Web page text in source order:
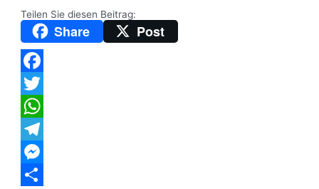
Landtag:
Meine
aktuellen
Redebeiträge
(2)
Teilen Sie diesen Beitrag:
Share Post
Facebook
Twitter
WhatsApp
Telegram
Messenger